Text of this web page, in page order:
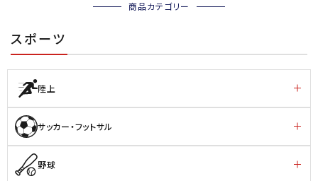
商品カテゴリー
スポーツ
陸上
サッカー・フットサル
野球